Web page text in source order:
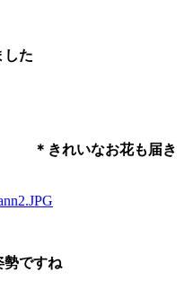
た
＊きれいなお花も届き
勢ですね